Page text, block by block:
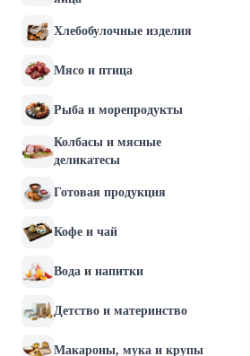
Хлебобулочные изделия
Мясо и птица
Рыба и морепродукты
Колбасы и мясные
деликатесы
Готовая продукция
Кофе и чай
Вода и напитки
Детство и материнство
Макароны, мука и крупы